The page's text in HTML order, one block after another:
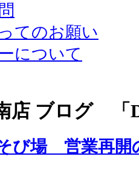
てのお願い
について
店 ブログ 「
び場 営業再開